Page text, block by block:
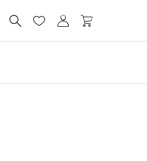
   